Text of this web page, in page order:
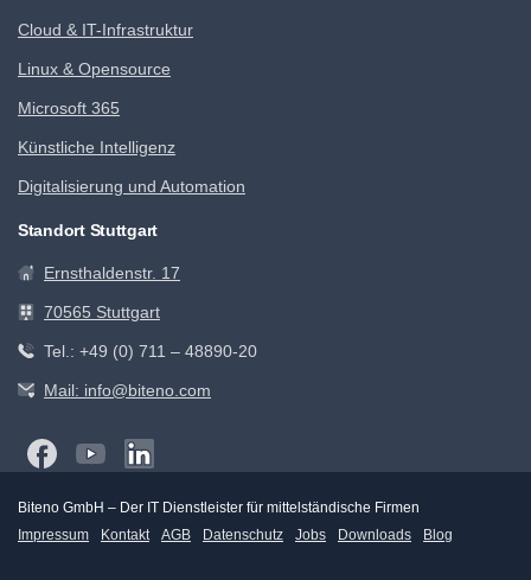
Cloud & IT-Infrastruktur
Linux & Opensource
Microsoft 365
Künstliche Intelligenz
Digitalisierung und Automation
Standort Stuttgart
Ernsthaldenstr. 17
70565 Stuttgart
Tel.: +49 (0) 711 – 48890-20
Mail: info@biteno.com
Biteno GmbH – Der IT Dienstleister für mittelständische Firmen
Impressum
Kontakt AGB Datenschutz Jobs Downloads Blog